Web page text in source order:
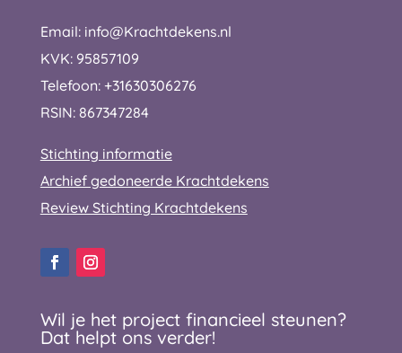
Email: info@Krachtdekens.nl
KVK: 95857109
Telefoon: +31630306276
RSIN: 867347284
Stichting informatie
Archief gedoneerde Krachtdekens
Review Stichting Krachtdekens
Wil je het project financieel steunen?
Dat helpt ons verder!